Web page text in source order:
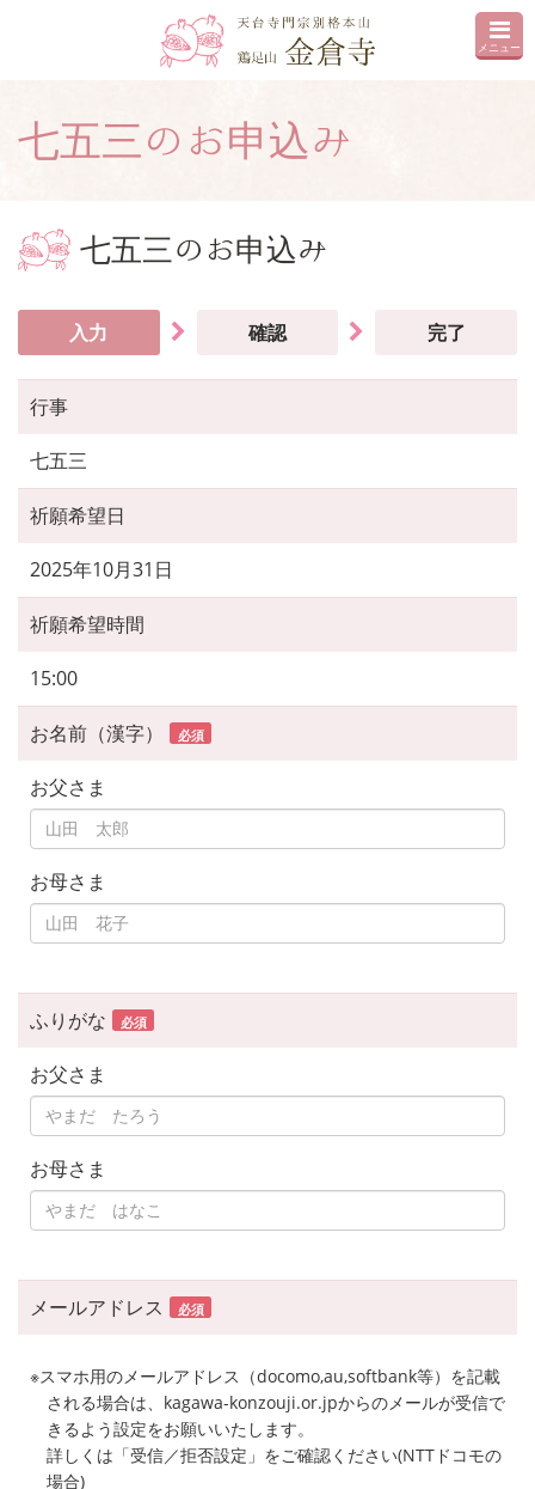
メニュー
七五三のお申込み
七五三のお申込み
入力 確認 完了
行事
七五三
祈願希望日
2025年10月31日
祈願希望時間
15:00
お名前（漢字） 必須
お父さま
お母さま
ふりがな 必須
お父さま
お母さま
メールアドレス 必須
※スマホ用のメールアドレス（docomo,au,softbank等）を記載
される場合は、kagawa-konzouji.or.jpからのメールが受信で
きるよう設定をお願いいたします。
詳しくは「受信／拒否設定」をご確認ください(NTTドコモの
場合)